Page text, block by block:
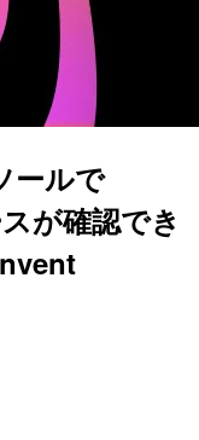
ールで
が確認でき